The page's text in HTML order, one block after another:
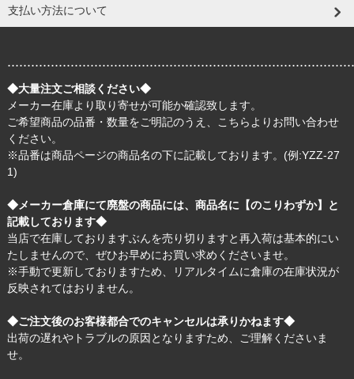
支払い方法について
◆大量注文ご相談ください◆
メーカー在庫より取り寄せが可能か確認致します。
ご希望商品の品番・数量をご明記のうえ、
こちら よりお問い合わせ
ください。
※品番は商品ページの商品名の下に記載しております。(例:YZZ-27
1)
◆メーカー倉庫にて廃盤の商品には、商品名に【のこりわずか】と
記載しております◆
当店で在庫しておりますぶんを売り切りますと再入荷は基本的にい
たしませんので、ぜひお早めにお買い求めくださいませ。
※手動で更新しておりますため、リアルタイムに倉庫の在庫状況が
反映されてはおりません。
◆ご注文後のお客様都合でのキャンセルは承りかねます◆
出荷の遅れやトラブルの原因となりますため、ご理解くださいま
せ。